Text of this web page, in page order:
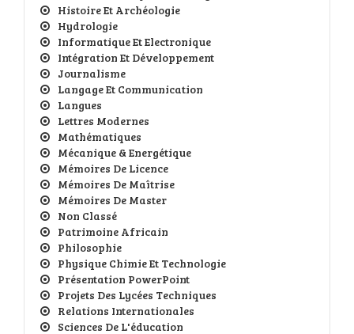
Histoire Et Archéologie
Hydrologie
Informatique Et Electronique
Intégration Et Développement
Journalisme
Langage Et Communication
Langues
Lettres Modernes
Mathématiques
Mécanique & Energétique
Mémoires De Licence
Mémoires De Maîtrise
Mémoires De Master
Non Classé
Patrimoine Africain
Philosophie
Physique Chimie Et Technologie
Présentation PowerPoint
Projets Des Lycées Techniques
Relations Internationales
Sciences De L'éducation